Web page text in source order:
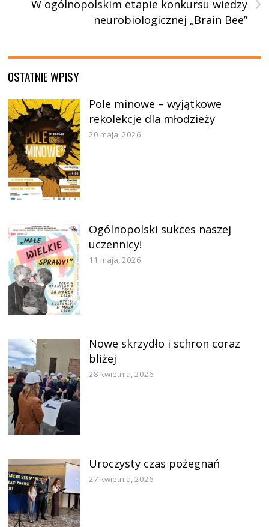
W ogólnopolskim etapie konkursu wiedzy
neurobiologicznej „Brain Bee”
OSTATNIE WPISY
Pole minowe – wyjątkowe
rekolekcje dla młodzieży
20 maja, 2026
Ogólnopolski sukces naszej
uczennicy!
11 maja, 2026
Nowe skrzydło i schron coraz
bliżej
28 kwietnia, 2026
Uroczysty czas pożegnań
27 kwietnia, 2026